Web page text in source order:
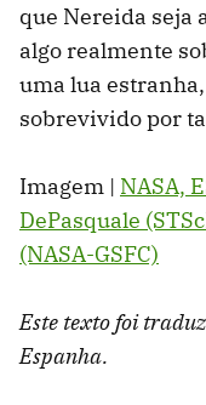
que Nereida seja
algo realmente
uma lua
sobrevivido por
Imagem | NASA,
DePasquale
(NASA-GSFC)
Este texto foi
Espanha.